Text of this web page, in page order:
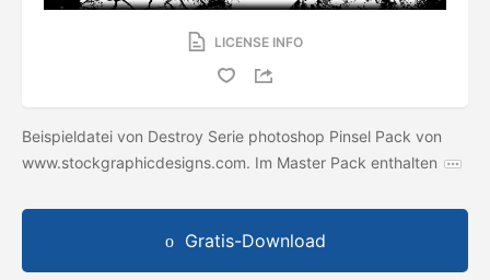
LICENSE INFO
Beispieldatei von Destroy Serie photoshop Pinsel Pack von
www.stockgraphicdesigns.com. Im Master Pack enthalten
Gratis-Download